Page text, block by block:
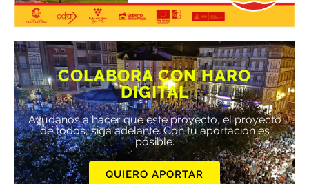
COLABORA CON HARO
DIGITAL
Ayúdanos a hacer que este proyecto, el proyecto
de todos, siga adelante. Con tu aportación es
posible.
QUIERO APORTAR